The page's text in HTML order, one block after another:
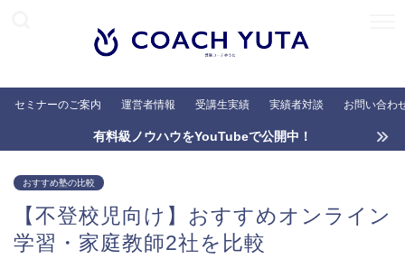
セミナーのご案内 運営者情報 受講生実績 実績者対談 お問い合わ
有料級ノウハウをYouTubeで公開中！
おすすめ塾の比較
【不登校児向け】おすすめオンライン
学習・家庭教師2社を比較